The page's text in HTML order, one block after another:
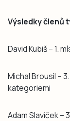
Výsledky členů
David Kubiš – 1.
Michal Brousil –
kategoriemi
Adam Slavíček –